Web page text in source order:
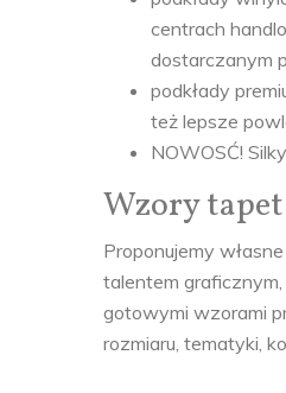
centrach
dostarczanym
podkłady
też lepsze
NOWOSĆ!
Wzory
Proponujemy
talentem
gotowymi wzorami
rozmiaru, tematyki,